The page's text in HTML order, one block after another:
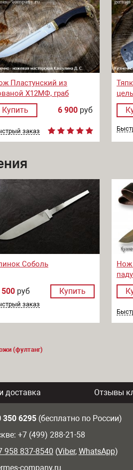
Пластунский из
Х12МФ, граб
Купить 6 900 руб
заказ
Соболь
500 руб Купить
заказ
Нож
(фултанг)
доставка Отзывы
350 6295(бесплатно по России)
+7 (499) 288-21-58
958 837-8540 (Viber, WhatsApp)
company.ru